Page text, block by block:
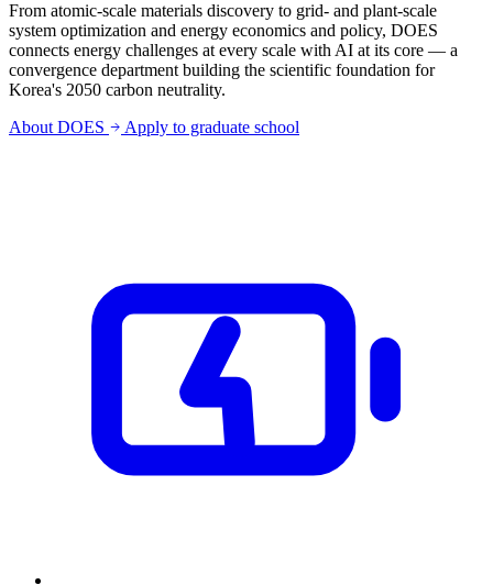
From atomic-scale materials discovery to grid- and plant-scale
system optimization and energy economics and policy, DOES
connects energy challenges at every scale with AI at its core — a
convergence department building the scientific foundation for
Korea's 2050 carbon neutrality.
About DOES
Apply to graduate school